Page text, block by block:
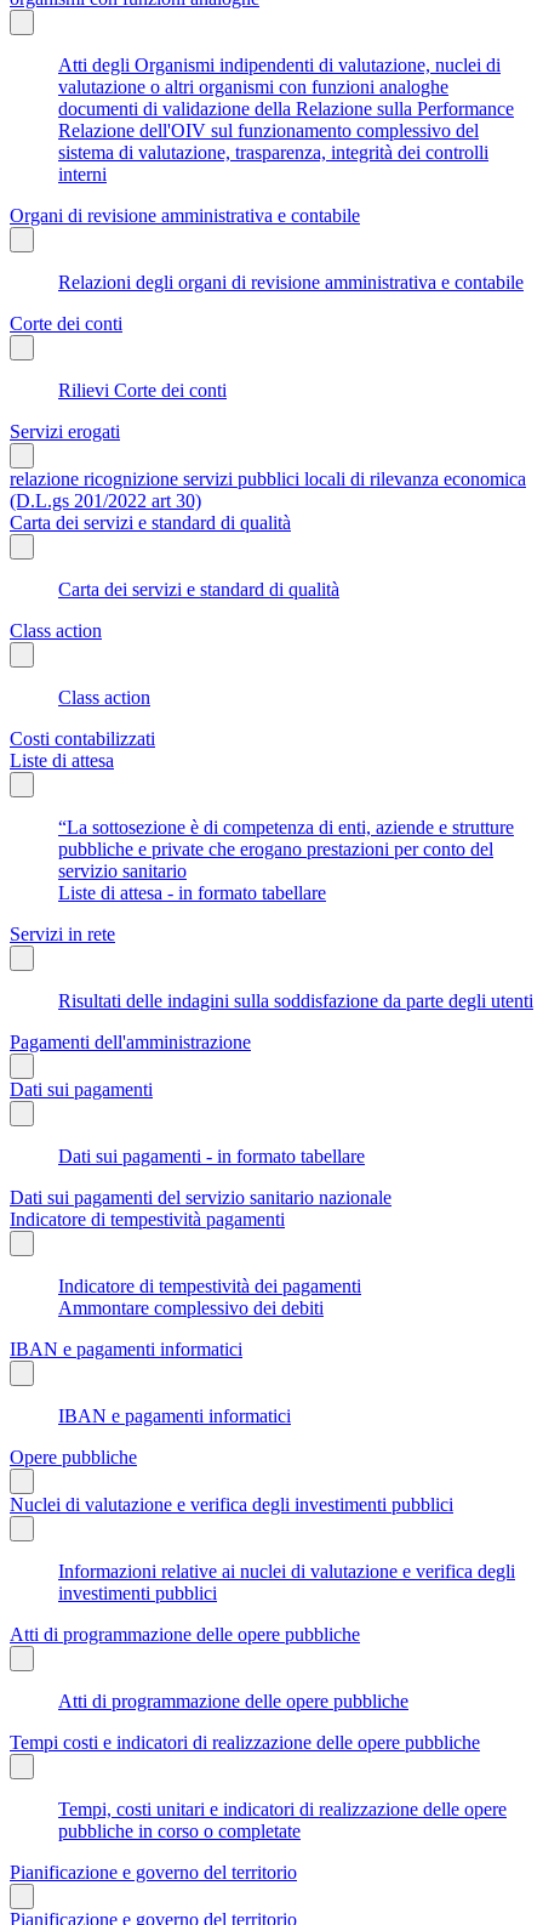
Atti degli Organismi indipendenti di valutazione, nuclei di
valutazione o altri organismi con funzioni analoghe
documenti di validazione della Relazione sulla Performance
Relazione dell'OIV sul funzionamento complessivo del
sistema di valutazione, trasparenza, integrità dei controlli
interni
Organi di revisione amministrativa e contabile
Relazioni degli organi di revisione amministrativa e contabile
Corte dei conti
Rilievi Corte dei conti
Servizi erogati
relazione ricognizione servizi pubblici locali di rilevanza economica
(D.L.gs 201/2022 art 30)
Carta dei servizi e standard di qualità
Carta dei servizi e standard di qualità
Class action
Class action
Costi contabilizzati
Liste di attesa
“La sottosezione è di competenza di enti, aziende e strutture
pubbliche e private che erogano prestazioni per conto del
servizio sanitario
Liste di attesa - in formato tabellare
Servizi in rete
Risultati delle indagini sulla soddisfazione da parte degli utenti
Pagamenti dell'amministrazione
Dati sui pagamenti
Dati sui pagamenti - in formato tabellare
Dati sui pagamenti del servizio sanitario nazionale
Indicatore di tempestività pagamenti
Indicatore di tempestività dei pagamenti
Ammontare complessivo dei debiti
IBAN e pagamenti informatici
IBAN e pagamenti informatici
Opere pubbliche
Nuclei di valutazione e verifica degli investimenti pubblici
Informazioni relative ai nuclei di valutazione e verifica degli
investimenti pubblici
Atti di programmazione delle opere pubbliche
Atti di programmazione delle opere pubbliche
Tempi costi e indicatori di realizzazione delle opere pubbliche
Tempi, costi unitari e indicatori di realizzazione delle opere
pubbliche in corso o completate
Pianificazione e governo del territorio
Pianificazione e governo del territorio